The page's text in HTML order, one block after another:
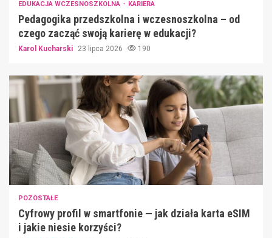
EDUKACJA WCZESNOSZKOLNA
KARIERA
Pedagogika przedszkolna i wczesnoszkolna – od
czego zacząć swoją karierę w edukacji?
Karol Kucharski 23 lipca 2026 190
POZOSTAŁE
Cyfrowy profil w smartfonie — jak działa karta eSIM
i jakie niesie korzyści?